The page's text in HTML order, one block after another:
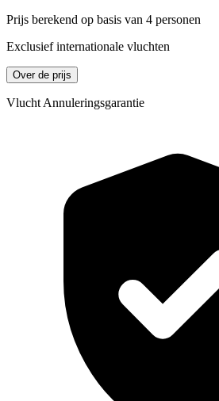
Prijs berekend op basis van 4 personen
Exclusief internationale vluchten
Over de prijs
Vlucht Annuleringsgarantie